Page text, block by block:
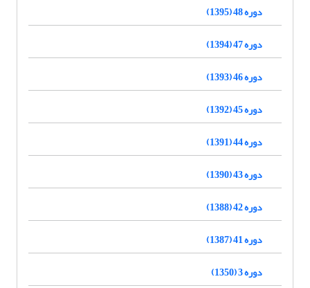
دوره 48 (1395)
دوره 47 (1394)
دوره 46 (1393)
دوره 45 (1392)
دوره 44 (1391)
دوره 43 (1390)
دوره 42 (1388)
دوره 41 (1387)
دوره 3 (1350)